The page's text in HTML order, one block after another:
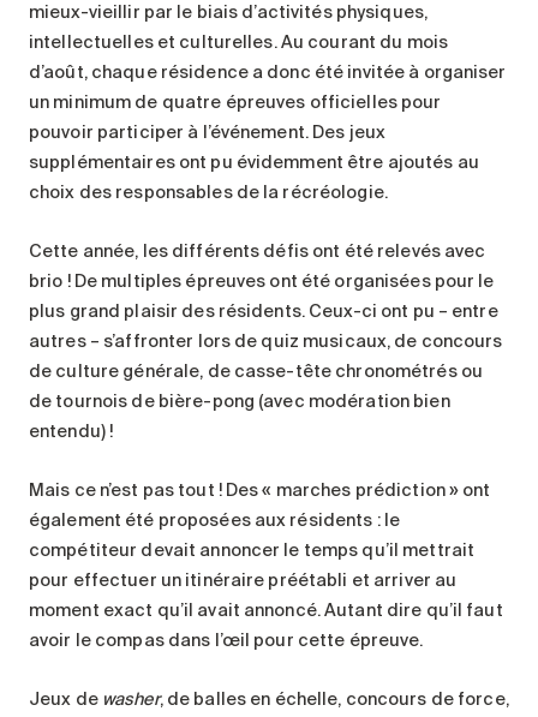
mieux-vieillir par le biais d’activités physiques,
intellectuelles et culturelles. Au courant du mois
d’août, chaque résidence a donc été invitée à organiser
un minimum de quatre épreuves officielles pour
pouvoir participer à l’événement. Des jeux
supplémentaires ont pu évidemment être ajoutés au
choix des responsables de la récréologie.
Cette année, les différents défis ont été relevés avec
brio ! De multiples épreuves ont été organisées pour le
plus grand plaisir des résidents. Ceux-ci ont pu – entre
autres – s’affronter lors de quiz musicaux, de concours
de culture générale, de casse-tête chronométrés ou
de tournois de bière-pong (avec modération bien
entendu) !
Mais ce n’est pas tout ! Des « marches prédiction » ont
également été proposées aux résidents : le
compétiteur devait annoncer le temps qu’il mettrait
pour effectuer un itinéraire préétabli et arriver au
moment exact qu’il avait annoncé. Autant dire qu’il faut
avoir le compas dans l’œil pour cette épreuve.
Jeux de washer, de balles en échelle, concours de force,